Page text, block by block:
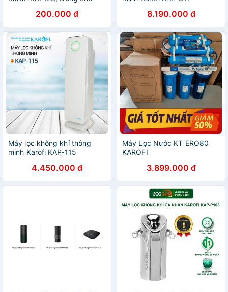
e119/A, N-e239, N7RO,
E8RO, E9RO
200.000 đ 8.190.000 đ
Máy lọc không khí thông
minh Karofi KAP-115
4.450.000 đ
Máy Lọc Nước KT ERO80
KAROFI
3.899.000 đ